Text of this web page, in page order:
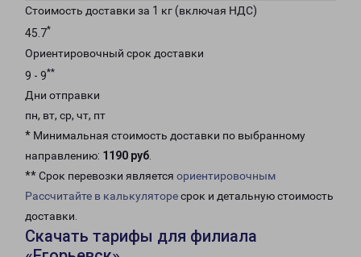
Стоимость доставки за 1 кг (включая НДС)
45.7*
Ориентировочный срок доставки
9 - 9**
Дни отправки
пн, вт, ср, чт, пт
* Минимальная стоимость доставки по выбранному
направлению: 1190 руб.
** Срок перевозки является ориентировочным
Рассчитайте в калькуляторесрок и детальную стоимость
доставки.
Скачать тарифы для филиала